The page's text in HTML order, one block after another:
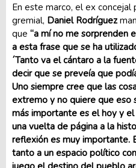
En este marco, el ex
gremial, Daniel Rodríguez
que “a mí no me sorprenden
a esta frase que se ha
´Tanto va el cántaro a la
decir que se preveía que
Uno siempre cree que las
extremo y no quiere que eso
más importante es el hoy y
una vuelta de página a la
reflexión es muy importante.
tanto a un espacio político